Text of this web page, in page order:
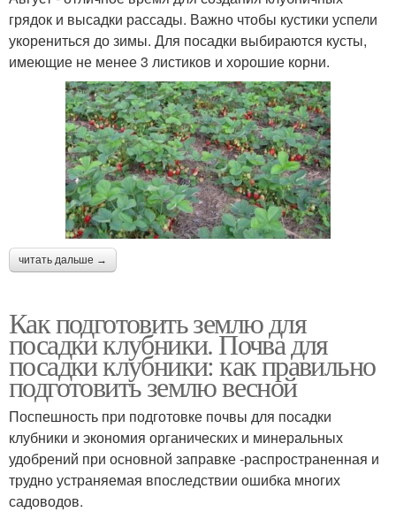
грядок и высадки рассады. Важно чтобы кустики успели
укорениться до зимы. Для посадки выбираются кусты,
имеющие не менее 3 листиков и хорошие корни.
читать дальше →
Как подготовить землю для
посадки клубники. Почва для
посадки клубники: как правильно
подготовить землю весной
Поспешность при подготовке почвы для посадки
клубники и экономия органических и минеральных
удобрений при основной заправке -распространенная и
трудно устраняемая впоследствии ошибка многих
садоводов.